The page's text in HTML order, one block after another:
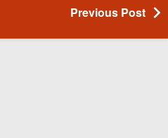
Previous Post